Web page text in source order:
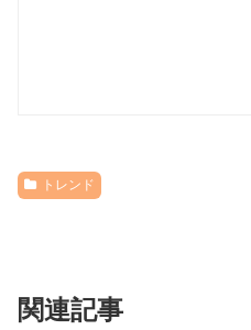
トレンド
関連記事